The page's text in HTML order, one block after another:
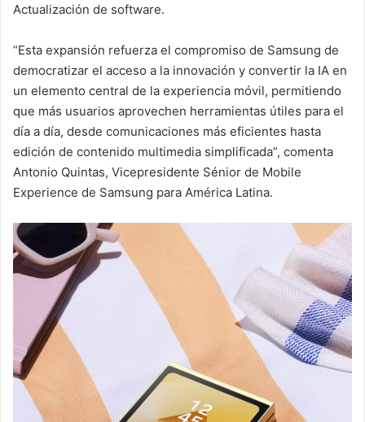
Actualización de software.
“Esta expansión refuerza el compromiso de Samsung de
democratizar el acceso a la innovación y convertir la IA en
un elemento central de la experiencia móvil, permitiendo
que más usuarios aprovechen herramientas útiles para el
día a día, desde comunicaciones más eficientes hasta
edición de contenido multimedia simplificada”, comenta
Antonio Quintas, Vicepresidente Sénior de Mobile
Experience de Samsung para América Latina.